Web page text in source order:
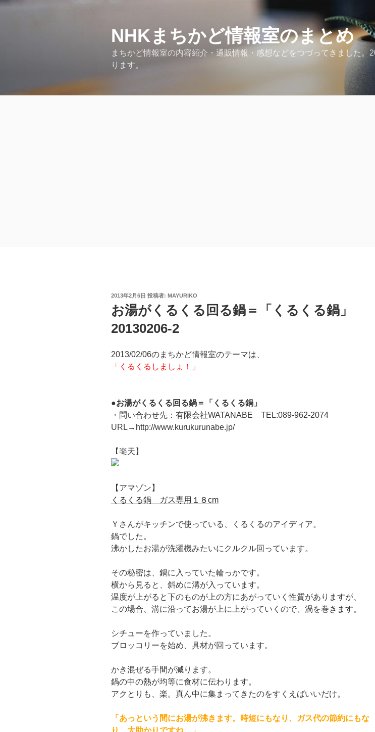
コ
NHKまちかど情報室のまとめ
まちかど情報室の内容紹介・通販情報・感想などをつづってきました
ります。
投
日:
2013年2月6日 投稿者: MAYURIKO
お湯がくるくる回る鍋＝「くるくる鍋」
20130206-2
2013/02/06のまちかど情報室のテーマは、
「くるくるしましょ！」
●お湯がくるくる回る鍋＝「くるくる鍋」
・問い合わせ先：有限会社WATANABE TEL:089-962-2074
URL→http://www.kurukurunabe.jp/
【楽天】
【アマゾン】
くるくる鍋 ガス専用１８cm
Ｙさんがキッチンで使っている、くるくるのアイディア。
鍋でした。
沸かしたお湯が洗濯機みたいにクルクル回っています。
その秘密は、鍋に入っていた輪っかです。
横から見ると、斜めに溝が入っています。
温度が上がると下のものが上の方にあがっていく性質がありますが、
この場合、溝に沿ってお湯が上に上がっていくので、渦を巻きます。
シチューを作っていました。
ブロッコリーを始め、具材が回っています。
かき混ぜる手間が減ります。
鍋の中の熱が均等に食材に伝わります。
アクとりも、楽。真ん中に集まってきたのをすくえばいいだけ。
「あっという間にお湯が沸きます。時短にもなり、ガス代の節約にもな